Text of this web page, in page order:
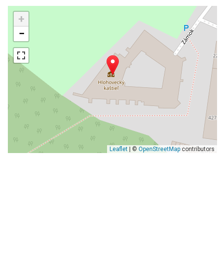
+
−
Leaflet| © OpenStreetMapcontributors